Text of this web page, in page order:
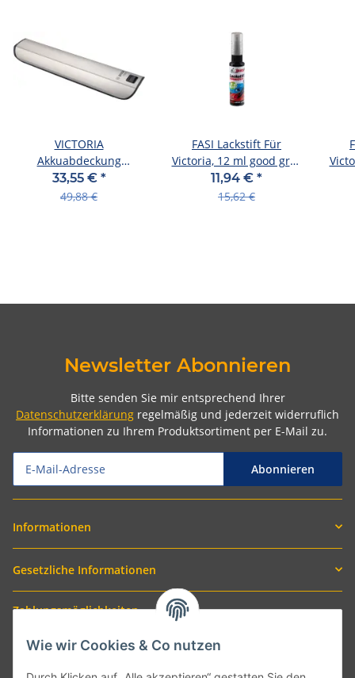
VICTORIA
Akkuabdeckung
"PARCOURS" MY2023
good grey meta
33,55 € *
49,88 €
FASI Lackstift Für
Victoria, 12 ml good grey
meta
11,94 € *
15,62 €
Newsletter Abonnieren
Bitte senden Sie mir entsprechend Ihrer
Datenschutzerklärung regelmäßig und jederzeit widerruflich
Informationen zu Ihrem Produktsortiment per E-Mail zu.
Abonnieren
Informationen
Gesetzliche Informationen
Zahlungsmöglichkeiten
Wie wir Cookies & Co nutzen